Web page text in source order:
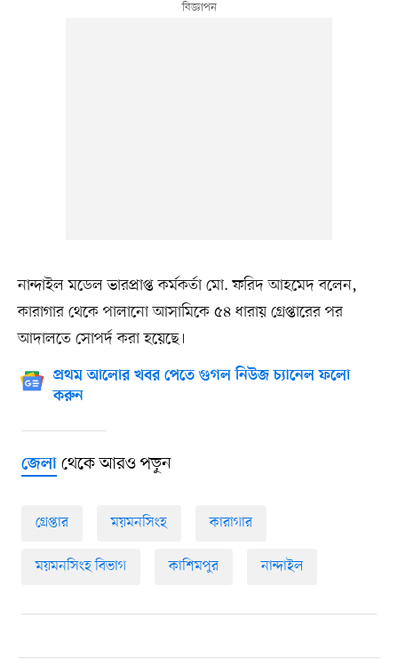
নান্দাইল মডেল ভারপ্রাপ্ত কর্মকর্তা মো. ফরিদ আহমেদ বলেন,
কারাগার থেকে পালানো আসামিকে ৫৪ ধারায় গ্রেপ্তারের পর
আদালতে সোপর্দ করা হয়েছে।
প্রথম আলোর খবর পেতে গুগল নিউজ চ্যানেল ফলো
করুন
জেলাথেকে আরও পড়ুন
গ্রেপ্তার ময়মনসিংহ কারাগার
ময়মনসিংহ বিভাগ কাশিমপুর নান্দাইল